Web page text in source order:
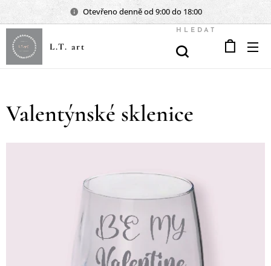
Otevřeno denně od 9:00 do 18:00
L.T. art
HLEDAT
Valentýnské sklenice